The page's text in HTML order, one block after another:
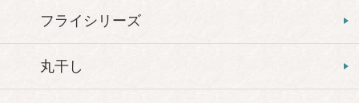
フライシリーズ
丸干し